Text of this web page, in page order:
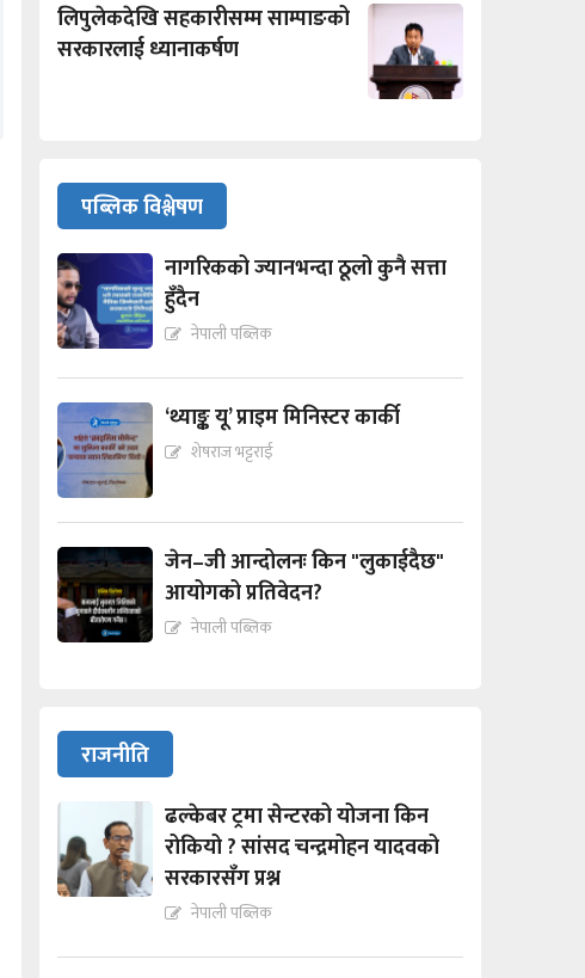
लिपुलेकदेखि सहकारीसम्म साम्पाङको
सरकारलाई ध्यानाकर्षण
पब्लिक विश्लेषण
नागरिकको ज्यानभन्दा ठूलो कुनै सत्ता
हुँदैन
नेपाली पब्लिक
‘थ्याङ्क यू’ प्राइम मिनिस्टर कार्की
शेषराज भट्टराई
जेन–जी आन्दोलनः किन "लुकाईदैछ"
आयोगको प्रतिवेदन?
नेपाली पब्लिक
राजनीति
ढल्केबर ट्रमा सेन्टरको योजना किन
रोकियो ? सांसद चन्द्रमोहन यादवको
सरकारसँग प्रश्न
नेपाली पब्लिक